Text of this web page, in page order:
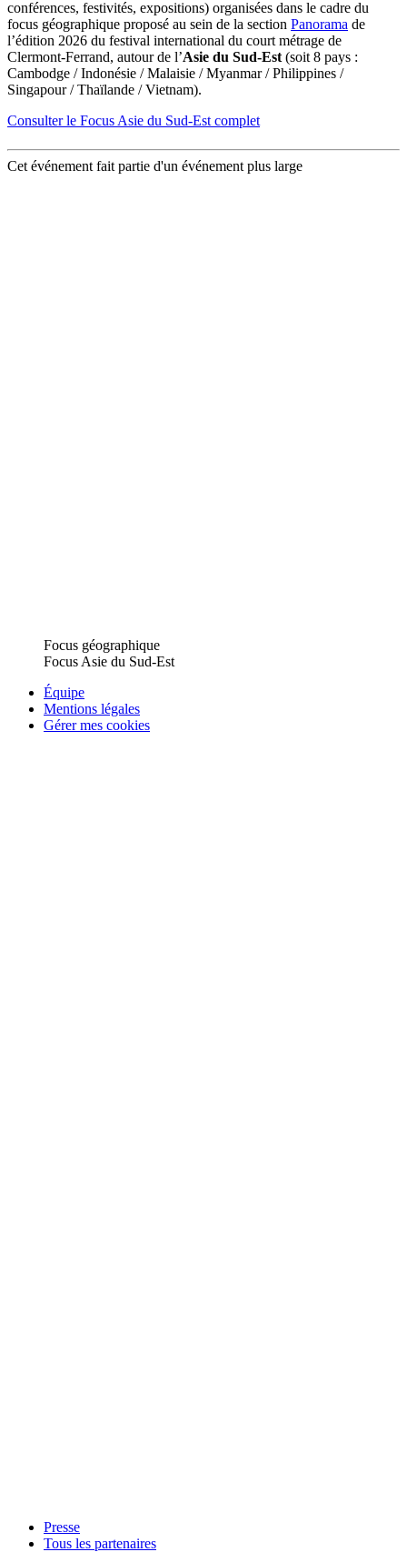
conférences, festivités, expositions) organisées dans le cadre du
focus géographique proposé au sein de la section Panorama de
l’édition 2026 du festival international du court métrage de
Clermont-Ferrand, autour de l’Asie du Sud-Est (soit 8 pays :
Cambodge / Indonésie / Malaisie / Myanmar / Philippines /
Singapour / Thaïlande / Vietnam).
Consulter le Focus Asie du Sud-Est complet
Cet événement fait partie d'un événement plus large
Focus géographique
Focus Asie du Sud-Est
Équipe
Mentions légales
Gérer mes cookies
Presse
Tous les partenaires